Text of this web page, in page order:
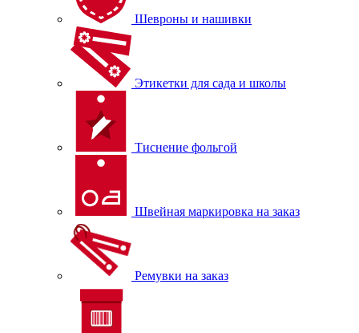
Шевроны и нашивки
Этикетки для сада и школы
Тиснение фольгой
Швейная маркировка на заказ
Ремувки на заказ